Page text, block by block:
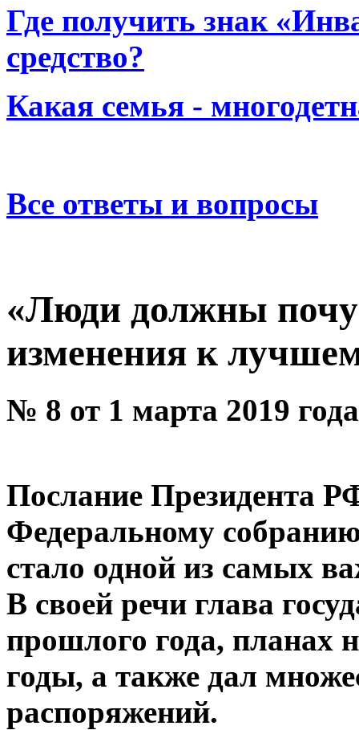
Где получить знак
средство?
Какая семья -
Все ответы и вопросы
«Люди должны
изменения к
№ 8 от 1 марта 2019 года
Послание Президента
Федеральному
стало одной из самых
В своей речи глава
прошлого года,
годы, а также дал
распоряжений.